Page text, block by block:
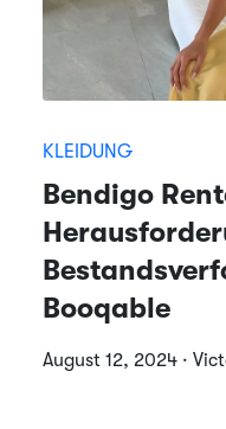
KLEIDUNG
Bendigo
Booqable
August 12, 2024 ·